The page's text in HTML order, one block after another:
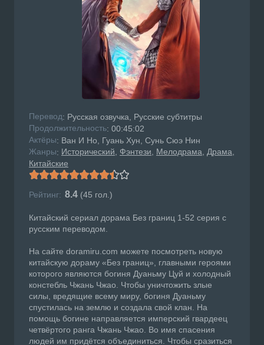
Перевод: Русская озвучка, Русские субтитры
Продолжительность: 00:45:02
Актёры: Ван И Но, Гуань Хун, Сунь Сюэ Нин
Жанры: Исторический Фэнтези Мелодрама Драма
Китайские
Рейтинг: 8.4 (45 гол.)
Китайский сериал дорама Без границ 1-52 серия с
русским переводом.
На сайте doramiru.com можете посмотреть новую
китайскую дораму «Без границ», главными героями
которого являются богиня Дуаньму Цуй и холодный
констебль Чжань Чжао. Чтобы уничтожить злые
силы, вредящие всему миру, богиня Дуаньму
спустилась на землю и создала свой клан. На
помощь богине направляется имперский гвардеец
четвёртого ранга Чжань Чжао. Во имя спасения
людей им придётся объединиться. Чтобы сразиться